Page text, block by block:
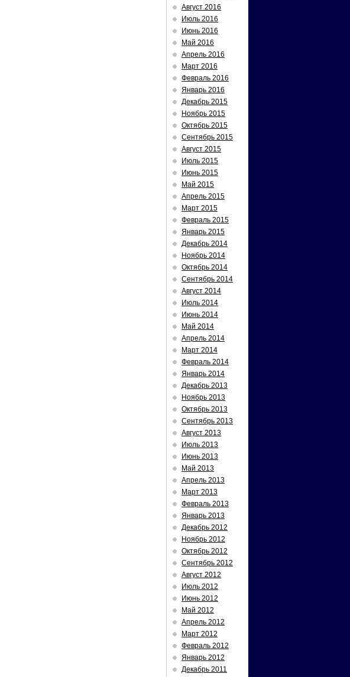
Август 2016
Июль 2016
Июнь 2016
Май 2016
Апрель 2016
Март 2016
Февраль 2016
Январь 2016
Декабрь 2015
Ноябрь 2015
Октябрь 2015
Сентябрь 2015
Август 2015
Июль 2015
Июнь 2015
Май 2015
Апрель 2015
Март 2015
Февраль 2015
Январь 2015
Декабрь 2014
Ноябрь 2014
Октябрь 2014
Сентябрь 2014
Август 2014
Июль 2014
Июнь 2014
Май 2014
Апрель 2014
Март 2014
Февраль 2014
Январь 2014
Декабрь 2013
Ноябрь 2013
Октябрь 2013
Сентябрь 2013
Август 2013
Июль 2013
Июнь 2013
Май 2013
Апрель 2013
Март 2013
Февраль 2013
Январь 2013
Декабрь 2012
Ноябрь 2012
Октябрь 2012
Сентябрь 2012
Август 2012
Июль 2012
Июнь 2012
Май 2012
Апрель 2012
Март 2012
Февраль 2012
Январь 2012
Декабрь 2011